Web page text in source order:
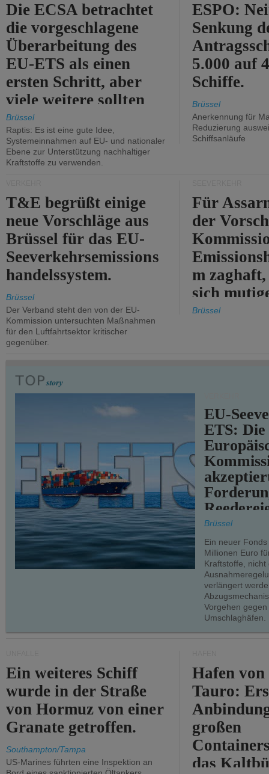
Die ECSA betrachtet
die vorgeschlagene
Überarbeitung des
EU-ETS als einen
ersten Schritt, aber
viele weitere sollten
folgen.
Brüssel
Raptis: Es ist eine gute Idee,
Systemeinnahmen auf EU- und nationaler
Ebene zur Unterstützung nachhaltiger
Kraftstoffe zu verwenden.
ESPO:
Senkung
5.000 auf
Schiffe.
Brüssel
Anerkennung für
Reduzierung
Schiffsanläufe
T&E begrüßt einige
neue Vorschläge aus
Brüssel für das EU-
Seeverkehrsemissions
handelssystem.
Brüssel
Der Verband steht den von der EU-
Kommission untersuchten Maßnahmen
für den Luftfahrtsektor kritischer
gegenüber.
Für
der
m
sich
Brüssel
EU-
ETS: Die
teilweise.
Brüssel
Ein neuer
Millionen Euro
Kraftstoffe, nicht
verlängert
Vorgehen
Umschlaghäfen.
Ein weiteres Schiff
wurde in der Straße
von Hormuz von einer
Granate getroffen.
Southampton/Tampa
US-Marines führten eine Inspektion an
Hafen
Tauro:
großen
das